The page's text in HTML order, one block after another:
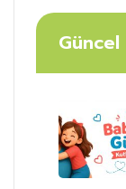
Güncel